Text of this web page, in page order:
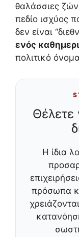
θαλάσσιες
πεδίο ισχύος
δεν είναι
ενός
πολιτικό
Θέλετε
Η ίδια
πρόσωπα